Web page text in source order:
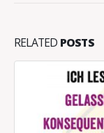
RELATED POSTS